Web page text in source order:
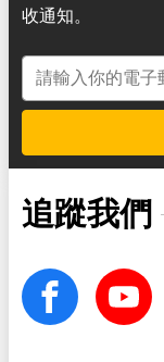
收通知。
電子郵件地址
追蹤我們
facebook Youtube